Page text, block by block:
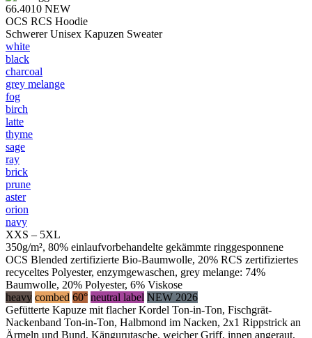
66.4010 NEW
OCS RCS Hoodie
Schwerer Unisex Kapuzen Sweater
white
black
charcoal
grey melange
fog
birch
latte
thyme
sage
ray
brick
prune
aster
orion
navy
XXS – 5XL
350g/m², 80% einlaufvorbehandelte gekämmte ringgesponnene
OCS Blended zertifizierte Bio-Baumwolle, 20% RCS zertifiziertes
recyceltes Polyester, enzymgewaschen, grey melange: 74%
Baumwolle, 20% Polyester, 6% Viskose
heavy combed 60° neutral label NEW 2026
Gefütterte Kapuze mit flacher Kordel Ton-in-Ton, Fischgrät-
Nackenband Ton-in-Ton, Halbmond im Nacken, 2x1 Rippstrick an
Ärmeln und Bund, Kängurutasche, weicher Griff, innen angeraut,